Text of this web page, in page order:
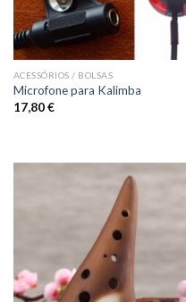
ACESSÓRIOS / BOLSAS
Microfone para Kalimba
17,80€